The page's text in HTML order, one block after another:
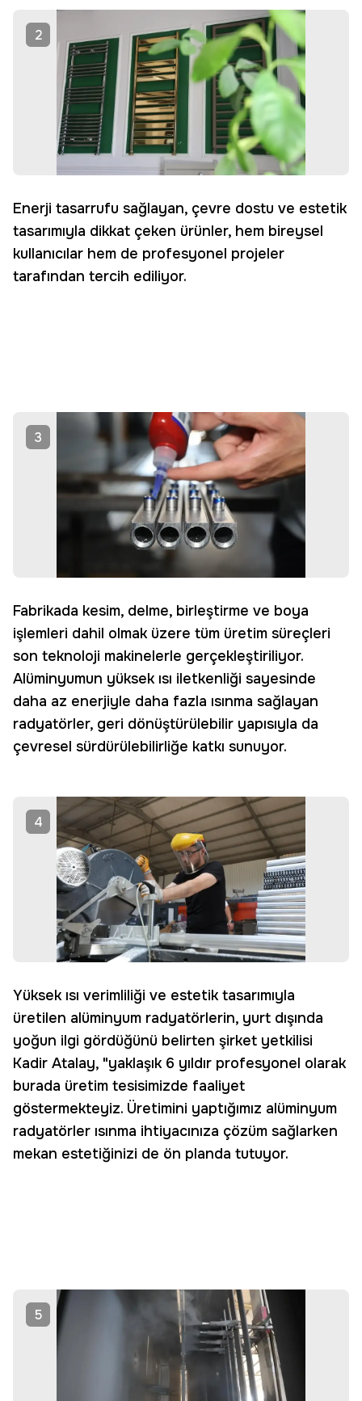
2
Enerji tasarrufu sağlayan, çevre dostu ve estetik
tasarımıyla dikkat çeken ürünler, hem bireysel
kullanıcılar hem de profesyonel projeler
tarafından tercih ediliyor.
3
Fabrikada kesim, delme, birleştirme ve boya
işlemleri dahil olmak üzere tüm üretim süreçleri
son teknoloji makinelerle gerçekleştiriliyor.
Alüminyumun yüksek ısı iletkenliği sayesinde
daha az enerjiyle daha fazla ısınma sağlayan
radyatörler, geri dönüştürülebilir yapısıyla da
çevresel sürdürülebilirliğe katkı sunuyor.
4
Yüksek ısı verimliliği ve estetik tasarımıyla
üretilen alüminyum radyatörlerin, yurt dışında
yoğun ilgi gördüğünü belirten şirket yetkilisi
Kadir Atalay, "yaklaşık 6 yıldır profesyonel olarak
burada üretim tesisimizde faaliyet
göstermekteyiz. Üretimini yaptığımız alüminyum
radyatörler ısınma ihtiyacınıza çözüm sağlarken
mekan estetiğinizi de ön planda tutuyor.
5